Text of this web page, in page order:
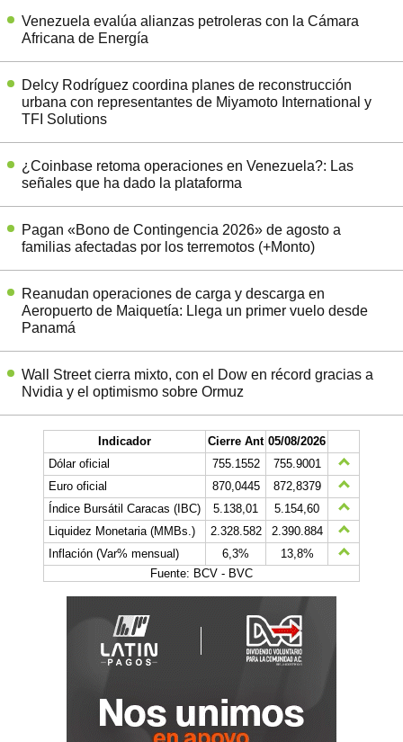
Venezuela evalúa alianzas petroleras con la Cámara
Africana de Energía
Delcy Rodríguez coordina planes de reconstrucción
urbana con representantes de Miyamoto International y
TFI Solutions
¿Coinbase retoma operaciones en Venezuela?: Las
señales que ha dado la plataforma
Pagan «Bono de Contingencia 2026» de agosto a
familias afectadas por los terremotos (+Monto)
Reanudan operaciones de carga y descarga en
Aeropuerto de Maiquetía: Llega un primer vuelo desde
Panamá
Wall Street cierra mixto, con el Dow en récord gracias a
Nvidia y el optimismo sobre Ormuz
Indicador Cierre Ant 05/08/2026
Dólar oficial
755.1552
755.9001
Euro oficial
870,0445
872,8379
Índice Bursátil Caracas (IBC)
5.138,01
5.154,60
Liquidez Monetaria (MMBs.)
2.328.582
2.390.884
Inflación (Var% mensual)
6,3%
13,8%
Fuente: BCV - BVC